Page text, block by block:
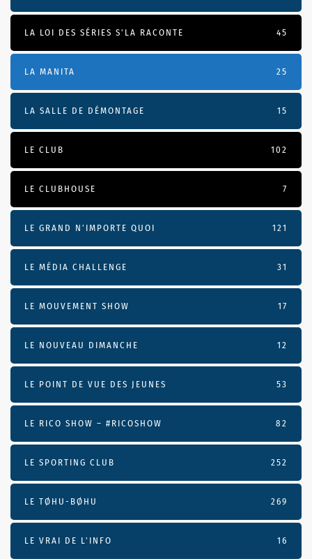
LA LOI DES SÉRIES S'LA RACONTE 45
LA MANITA 25
LA SALLE DE DÉMONTAGE 15
LE CLUB 102
LE CLUBHOUSE 7
LE GRAND N’IMPORTE QUOI 121
LE MÉDIA CHALLENGE 31
LE MOUVEMENT SHOW 17
LE NOUVEAU DIMANCHE 12
LE POINT DE VUE DES JEUNES 53
LE RICO SHOW – #RICOSHOW 82
LE SPORTING CLUB 252
LE TØHU-BØHU 269
LE VRAI DE L’INFO 16